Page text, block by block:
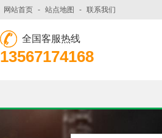
网站首页 - 站点地图 - 联系我们
全国客服热线
13567174168